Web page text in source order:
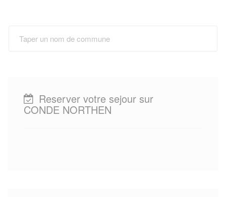
Reserver votre sejour sur
CONDE NORTHEN